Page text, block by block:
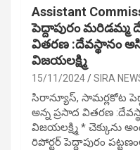
Assistant
పెద్దాపురం మరిడమ్మ
వితరణ :దేవస్థానం
విజయలక్ష్మి
15/11/2024 SIRA
సిరాన్యూస్, సామర్లకోట
అన్న ప్రసాద వితరణ
విజయలక్ష్మి * చెక్కును
రిపోర్టర్ పెద్దాపురం